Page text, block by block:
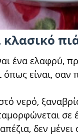
κλασικό
ένα ελαφρύ,
όπως είναι, σαν
νερό,
σε
δεν